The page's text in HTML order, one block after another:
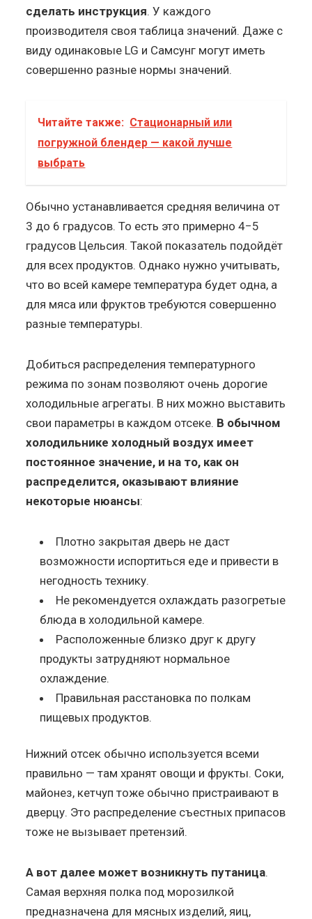
сделать инструкция. У каждого
производителя своя таблица значений. Даже с
виду одинаковые LG и Самсунг могут иметь
совершенно разные нормы значений.
Читайте также: Стационарный или
погружной блендер — какой лучше
выбрать
Обычно устанавливается средняя величина от
3 до 6 градусов. То есть это примерно 4−5
градусов Цельсия. Такой показатель подойдёт
для всех продуктов. Однако нужно учитывать,
что во всей камере температура будет одна, а
для мяса или фруктов требуются совершенно
разные температуры.
Добиться распределения температурного
режима по зонам позволяют очень дорогие
холодильные агрегаты. В них можно выставить
свои параметры в каждом отсеке. В обычном
холодильнике холодный воздух имеет
постоянное значение, и на то, как он
распределится, оказывают влияние
некоторые нюансы:
Плотно закрытая дверь не даст
возможности испортиться еде и привести в
негодность технику.
Не рекомендуется охлаждать разогретые
блюда в холодильной камере.
Расположенные близко друг к другу
продукты затрудняют нормальное
охлаждение.
Правильная расстановка по полкам
пищевых продуктов.
Нижний отсек обычно используется всеми
правильно — там хранят овощи и фрукты. Соки,
майонез, кетчуп тоже обычно пристраивают в
дверцу. Это распределение съестных припасов
тоже не вызывает претензий.
А вот далее может возникнуть путаница.
Самая верхняя полка под морозилкой
предназначена для мясных изделий, яиц,